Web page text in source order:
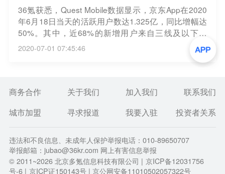
36氪获悉，Quest Mobile数据显示，京东App在2020
年6月18日当天的活跃用户数达1.325亿，同比增幅达
50%。其中，近68%的新增用户来自三线及以下城
市，25岁以下的年轻群体占比达19%，40岁以上的成
熟群体占比达31%。新用户画像方面，女性消费者成
交额占比接近50%，18-35岁中青年消费者成交额占
2020-07-01 07:45:46
商务合作 关于我们 加入我们
联系我们
城市加盟
寻求报道 我要入驻 投资者关系
违法和不良信息、未成年人保护举报电话：010-89650707
举报邮箱：jubao@36kr.com 网上有害信息举报
© 2011~2026北京多氪信息科技有限公司 | 京ICP备12031756
号-6 | 京ICP证150143号 | 京公网安备11010502057322号